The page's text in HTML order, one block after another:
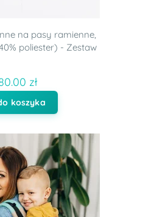
na pasy ramienne,
poliester) - Zestaw
zł
koszyka